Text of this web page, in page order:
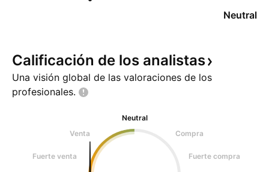
Neutral
Calificación de los analistas
Una visión global de las valoraciones de los
profesionales.
Neutral
Venta
Compra
Fuerte venta Fuerte compra